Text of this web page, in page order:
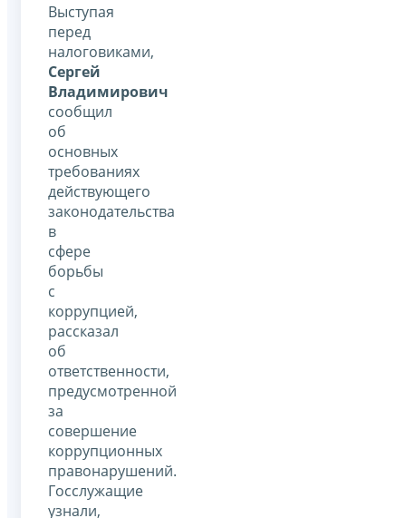
Выступая
перед
налоговиками,
Сергей
Владимирович
сообщил
об
основных
требованиях
действующего
законодательства
в
сфере
борьбы
с
коррупцией,
рассказал
об
ответственности,
предусмотренной
за
совершение
коррупционных
правонарушений.
Госслужащие
узнали,